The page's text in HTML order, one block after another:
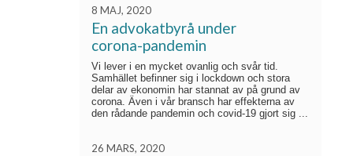
8 MAJ, 2020
En advokatbyrå under
corona-pandemin
Vi lever i en mycket ovanlig och svår tid.
Samhället befinner sig i lockdown och stora
delar av ekonomin har stannat av på grund av
corona. Även i vår bransch har effekterna av
den rådande pandemin och covid-19 gjort sig ...
26 MARS, 2020